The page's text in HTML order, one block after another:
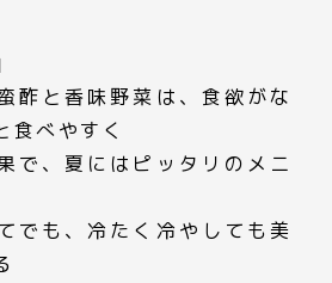
酢と香味野菜は、食欲がな
食べやすく
で、夏にはピッタリのメニ
でも、冷たく冷やしても美